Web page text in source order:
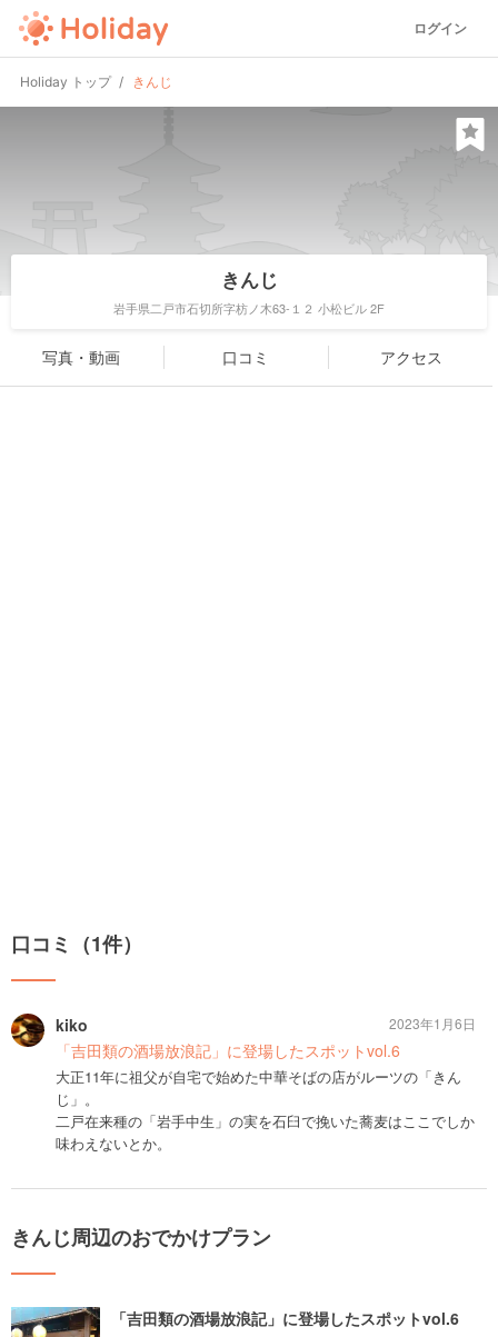
ログイン
Holiday トップ きんじ
きんじ
岩手県二戸市石切所字枋ノ木63-１２ 小松ビル 2F
写真・動画 口コミ アクセス
口コミ（1件）
kiko
「吉田類の酒場放浪記」に登場したスポットvol.6
大正11年に祖父が自宅で始めた中華そばの店がルーツの「きん
じ」。
二戸在来種の「岩手中生」の実を石臼で挽いた蕎麦はここでしか
味わえないとか。
2023年1月6日
きんじ周辺のおでかけプラン
「吉田類の酒場放浪記」に登場したスポットvol.6